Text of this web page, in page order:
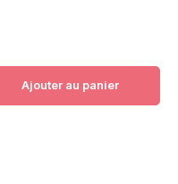
ou utilisez les boutons
Ajouter au panier